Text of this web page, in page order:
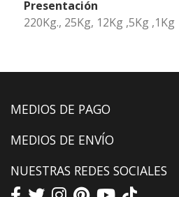
Presentación
220Kg., 25Kg, 12Kg ,5Kg ,1Kg
MEDIOS DE PAGO
MEDIOS DE ENVÍO
NUESTRAS REDES SOCIALES